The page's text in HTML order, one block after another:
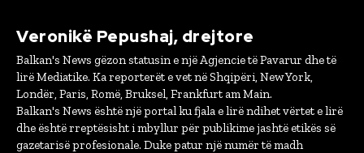
Veronikë Pepushaj, drejtore
Balkan's News gëzon statusin e një Agjencie të Pavarur dhe të
lirë Mediatike. Ka reporterët e vet në Shqipëri, New York,
Londër, Paris, Romë, Bruksel, Frankfurt am Main.
Balkan's News është një portal ku fjala e lirë ndihet vërtet e lirë
dhe është rreptësisht i mbyllur për publikime jashtë etikës së
gazetarisë profesionale. Duke patur një numër të madh